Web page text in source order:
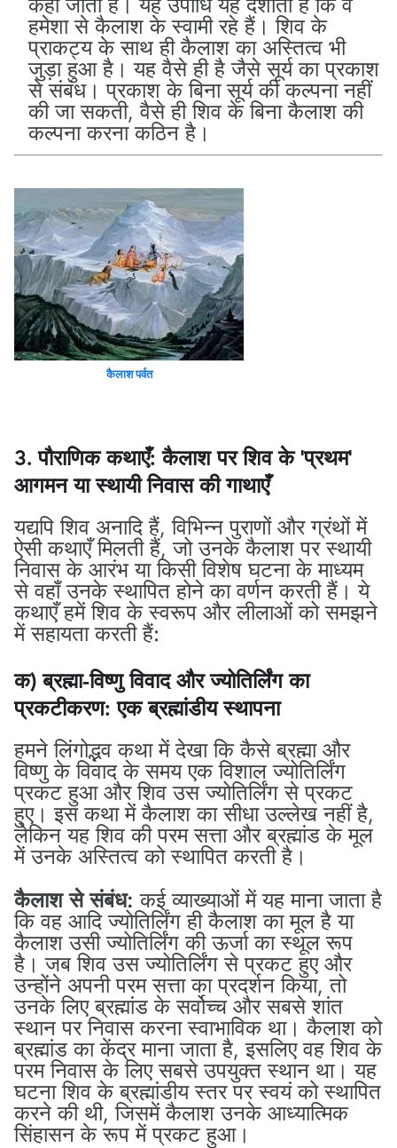
हमेशा से कैलाश के स्वामी रहे हैं। शिव के
प्राकट्य के साथ ही कैलाश का अस्तित्व भी
जुड़ा हुआ है। यह वैसे ही है जैसे सूर्य का प्रकाश
से संबंध। प्रकाश के बिना सूर्य की कल्पना नहीं
की जा सकती, वैसे ही शिव के बिना कैलाश की
कल्पना करना कठिन है।
कैलाश पर्वत
3. पौराणिक कथाएँ: कैलाश पर शिव के 'प्रथम'
आगमन या स्थायी निवास की गाथाएँ
यद्यपि शिव अनादि हैं, विभिन्न पुराणों और ग्रंथों में
ऐसी कथाएँ मिलती हैं, जो उनके कैलाश पर स्थायी
निवास के आरंभ या किसी विशेष घटना के माध्यम
से वहाँ उनके स्थापित होने का वर्णन करती हैं। ये
कथाएँ हमें शिव के स्वरूप और लीलाओं को समझने
में सहायता करती हैं:
क) ब्रह्मा-विष्णु विवाद और ज्योतिर्लिंग का
प्रकटीकरण: एक ब्रह्मांडीय स्थापना
हमने लिंगोद्भव कथा में देखा कि कैसे ब्रह्मा और
विष्णु के विवाद के समय एक विशाल ज्योतिर्लिंग
प्रकट हुआ और शिव उस ज्योतिर्लिंग से प्रकट
हुए। इस कथा में कैलाश का सीधा उल्लेख नहीं है,
लेकिन यह शिव की परम सत्ता और ब्रह्मांड के मूल
में उनके अस्तित्व को स्थापित करती है।
कैलाश से संबंध: कई व्याख्याओं में यह माना जाता है
कि वह आदि ज्योतिर्लिंग ही कैलाश का मूल है या
कैलाश उसी ज्योतिर्लिंग की ऊर्जा का स्थूल रूप
है। जब शिव उस ज्योतिर्लिंग से प्रकट हुए और
उन्होंने अपनी परम सत्ता का प्रदर्शन किया, तो
उनके लिए ब्रह्मांड के सर्वोच्च और सबसे शांत
स्थान पर निवास करना स्वाभाविक था। कैलाश को
ब्रह्मांड का केंद्र माना जाता है, इसलिए वह शिव के
परम निवास के लिए सबसे उपयुक्त स्थान था। यह
घटना शिव के ब्रह्मांडीय स्तर पर स्वयं को स्थापित
करने की थी, जिसमें कैलाश उनके आध्यात्मिक
सिंहासन के रूप में प्रकट हुआ।